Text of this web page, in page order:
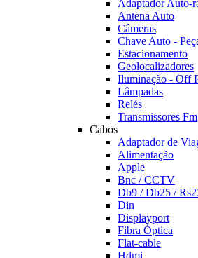
Adaptador Auto-
Antena Auto
Câmeras
Chave Auto -
Estacionamento
Geolocalizadores
Iluminação - Off
Lâmpadas
Relés
Transmissores Fm
Cabos
Adaptador de
Alimentação
Apple
Bnc / CCTV
Db9 / Db25 /
Din
Displayport
Fibra Óptica
Flat-cable
Hdmi